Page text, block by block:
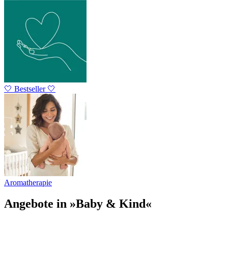
🤍 Bestseller 🤍
Aromatherapie
Angebote in »Baby & Kind«